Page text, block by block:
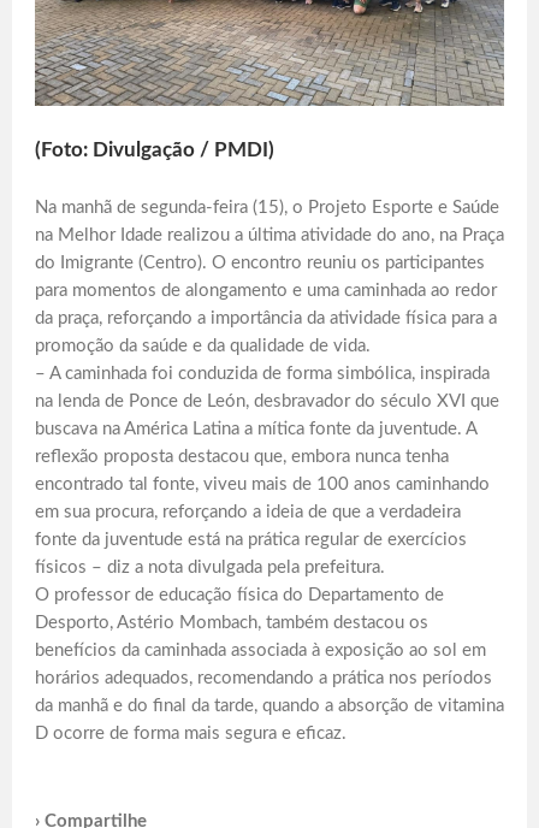
(Foto: Divulgação / PMDI)
Na manhã de segunda-feira (15), o Projeto Esporte e Saúde
na Melhor Idade realizou a última atividade do ano, na Praça
do Imigrante (Centro). O encontro reuniu os participantes
para momentos de alongamento e uma caminhada ao redor
da praça, reforçando a importância da atividade física para a
promoção da saúde e da qualidade de vida.
– A caminhada foi conduzida de forma simbólica, inspirada
na lenda de Ponce de León, desbravador do século XVI que
buscava na América Latina a mítica fonte da juventude. A
reflexão proposta destacou que, embora nunca tenha
encontrado tal fonte, viveu mais de 100 anos caminhando
em sua procura, reforçando a ideia de que a verdadeira
fonte da juventude está na prática regular de exercícios
físicos – diz a nota divulgada pela prefeitura.
O professor de educação física do Departamento de
Desporto, Astério Mombach, também destacou os
benefícios da caminhada associada à exposição ao sol em
horários adequados, recomendando a prática nos períodos
da manhã e do final da tarde, quando a absorção de vitamina
D ocorre de forma mais segura e eficaz.
› Compartilhe